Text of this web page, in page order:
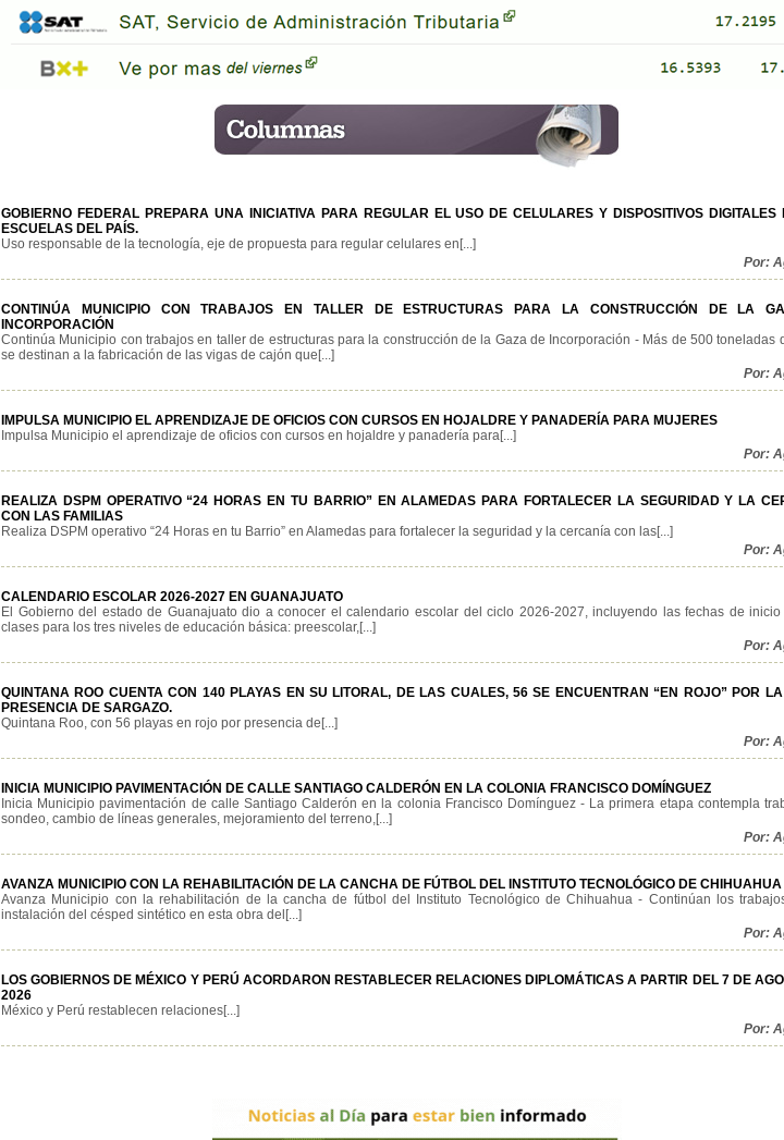
GOBIERNO FEDERAL PREPARA UNA INICIATIVA PARA REGULAR EL USO DE CELULARES Y DISPOSITIVOS DIGITALES
ESCUELAS DEL PAÍS.
Uso responsable de la tecnología, eje de propuesta para regular celulares en[...]
Por:
CONTINÚA MUNICIPIO CON TRABAJOS EN TALLER DE ESTRUCTURAS PARA LA CONSTRUCCIÓN DE LA
INCORPORACIÓN
Continúa Municipio con trabajos en taller de estructuras para la construcción de la Gaza de Incorporación - Más de 500 toneladas
se destinan a la fabricación de las vigas de cajón que[...]
Por:
IMPULSA MUNICIPIO EL APRENDIZAJE DE OFICIOS CON CURSOS EN HOJALDRE Y PANADERÍA PARA MUJERES
Impulsa Municipio el aprendizaje de oficios con cursos en hojaldre y panadería para[...]
Por:
REALIZA DSPM OPERATIVO “24 HORAS EN TU BARRIO” EN ALAMEDAS PARA FORTALECER LA SEGURIDAD Y LA
CON LAS FAMILIAS
Realiza DSPM operativo “24 Horas en tu Barrio” en Alamedas para fortalecer la seguridad y la cercanía con las[...]
Por:
CALENDARIO ESCOLAR 2026-2027 EN GUANAJUATO
El Gobierno del estado de Guanajuato dio a conocer el calendario escolar del ciclo 2026-2027, incluyendo las fechas de
clases para los tres niveles de educación básica: preescolar,[...]
Por:
QUINTANA ROO CUENTA CON 140 PLAYAS EN SU LITORAL, DE LAS CUALES, 56 SE ENCUENTRAN “EN ROJO” POR
PRESENCIA DE SARGAZO.
Quintana Roo, con 56 playas en rojo por presencia de[...]
Por:
INICIA MUNICIPIO PAVIMENTACIÓN DE CALLE SANTIAGO CALDERÓN EN LA COLONIA FRANCISCO DOMÍNGUEZ
Inicia Municipio pavimentación de calle Santiago Calderón en la colonia Francisco Domínguez - La primera etapa contempla
sondeo, cambio de líneas generales, mejoramiento del terreno,[...]
Por:
AVANZA MUNICIPIO CON LA REHABILITACIÓN DE LA CANCHA DE FÚTBOL DEL INSTITUTO TECNOLÓGICO DE CHIHUAHUA
Avanza Municipio con la rehabilitación de la cancha de fútbol del Instituto Tecnológico de Chihuahua - Continúan los
instalación del césped sintético en esta obra del[...]
Por:
LOS GOBIERNOS DE MÉXICO Y PERÚ ACORDARON RESTABLECER RELACIONES DIPLOMÁTICAS A PARTIR DEL 7 DE
2026
México y Perú restablecen relaciones[...]
Por: